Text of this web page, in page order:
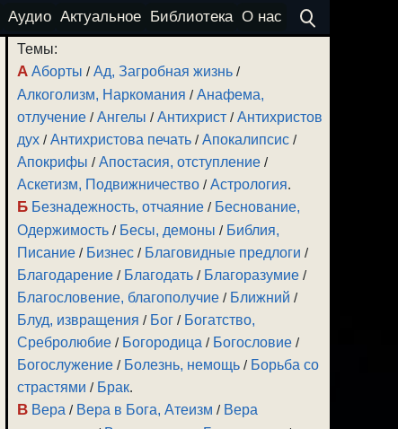
Аудио Актуальное Библиотека О нас
Темы:
А Аборты /Ад, Загробная жизнь /
Алкоголизм, Наркомания /Анафема,
отлучение /Ангелы /Антихрист /Антихристов
дух /Антихристова печать /Апокалипсис /
Апокрифы /Апостасия, отступление /
Аскетизм, Подвижничество /Астрология.
Б Безнадежность, отчаяние / Беснование,
Одержимость / Бесы, демоны / Библия,
Писание / Бизнес / Благовидные предлоги /
Благодарение / Благодать / Благоразумие /
Благословение, благополучие / Ближний /
Блуд, извращения / Бог / Богатство,
Сребролюбие / Богородица / Богословие /
Богослужение / Болезнь, немощь / Борьба со
страстями / Брак.
В Вера / Вера в Бога, Атеизм / Вера